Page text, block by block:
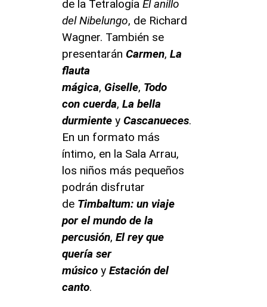
de la Tetralogía El anillo
del Nibelungo, de Richard
Wagner. También se
presentarán Carmen, La
flauta
mágica, Giselle, Todo
con cuerda, La bella
durmiente y Cascanueces.
En un formato más
íntimo, en la Sala Arrau,
los niños más pequeños
podrán disfrutar
de Timbaltum: un viaje
por el mundo de la
percusión, El rey que
quería ser
músico y Estación del
canto.